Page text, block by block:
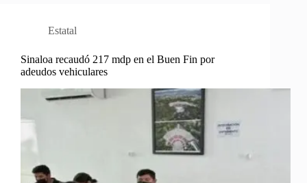
Estatal
Sinaloa recaudó 217 mdp en el Buen Fin por
adeudos vehiculares